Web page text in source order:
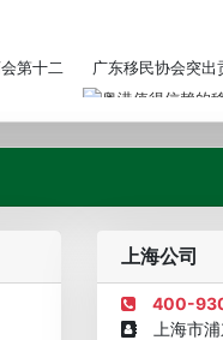
第十二
广东移民协会突出
粤港值得信赖的移
上海公司
400-
上海市浦